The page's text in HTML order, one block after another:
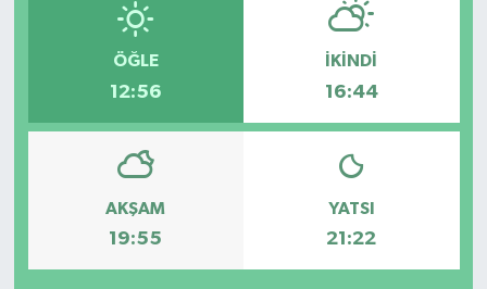
ÖĞLE
12:56
İKINDI
16:44
AKŞAM
19:55
YATSI
21:22
Siyaset
Teknoloji
Yaşam